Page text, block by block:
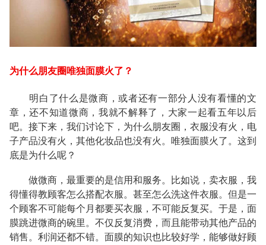
为什么朋友圈唯独面膜火了？
明白了什么是微商，或者还有一部分人没有看懂的文
章，还不知道微商，我就不解释了，大家一起看五年以后
吧。接下来，我们讨论下，为什么朋友圈，衣服没有火，电
子产品没有火，其他化妆品也没有火。唯独面膜火了。这到
底是为什么呢？
做微商，最重要的是信用和服务。比如说，卖衣服，我
得懂得教顾客怎么搭配衣服。甚至怎么洗这件衣服。但是一
个顾客不可能每个月都要买衣服，不可能反复买。于是，面
膜跳进微商的碗里。不仅反复消费，而且能带动其他产品的
销售。利润还都不错。面膜的知识也比较好学，能够做好顾